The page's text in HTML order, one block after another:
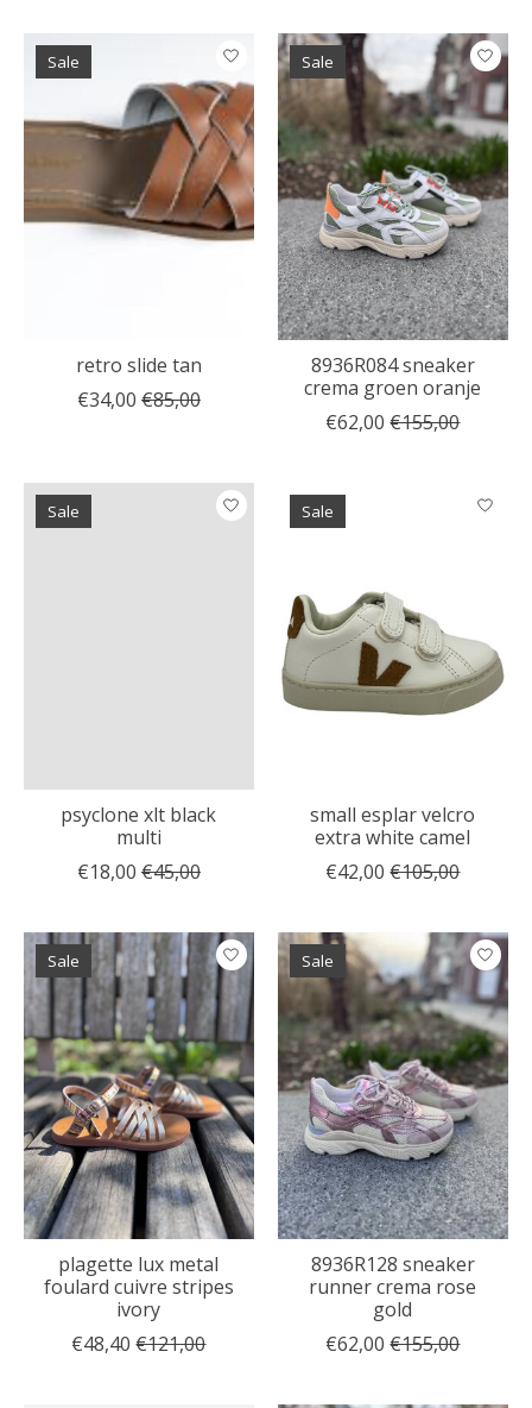
Sale
retro slide tan
€34,00 €85,00
Sale
8936R084 sneaker
crema groen oranje
€62,00 €155,00
Sale
psyclone xlt black
multi
€18,00 €45,00
Sale
small esplar velcro
extra white camel
€42,00 €105,00
Sale
plagette lux metal
foulard cuivre stripes
ivory
€48,40 €121,00
Sale
8936R128 sneaker
runner crema rose
gold
€62,00 €155,00